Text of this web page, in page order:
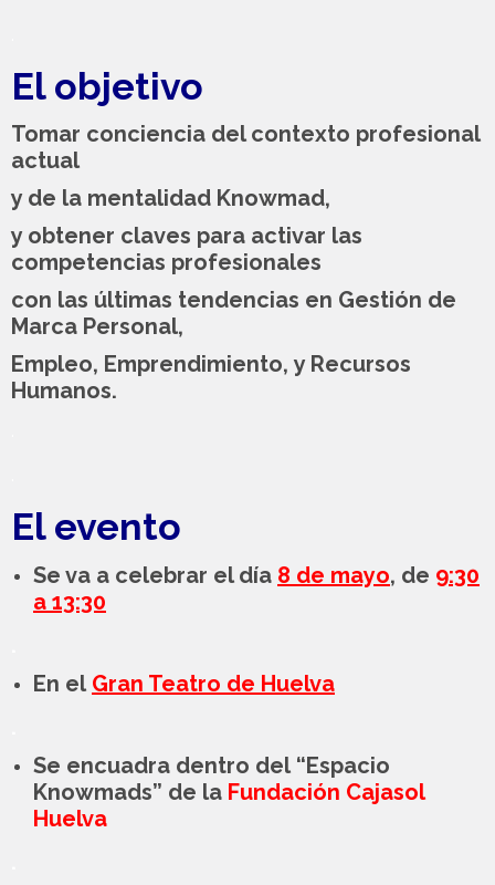
El objetivo
Tomar conciencia del contexto profesional
actual
y de la mentalidad Knowmad,
y obtener claves para activar las
competencias profesionales
con las últimas tendencias en Gestión de
Marca Personal,
Empleo, Emprendimiento, y Recursos
Humanos.
El evento
Se va a celebrar el día 8 de mayo, de 9:30
a 13:30
En el Gran Teatro de Huelva
Se encuadra dentro del “Espacio
Knowmads” de la Fundación Cajasol
Huelva